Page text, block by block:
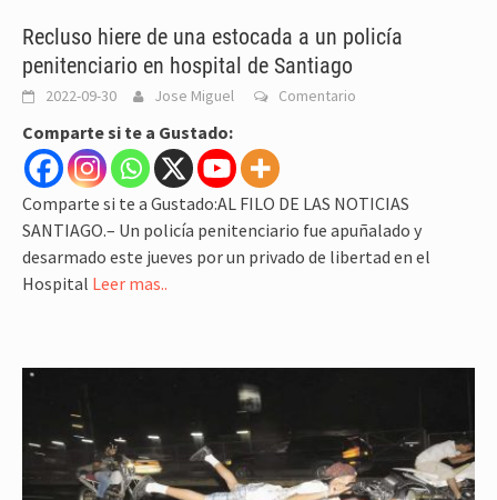
Recluso hiere de una estocada a un policía
penitenciario en hospital de Santiago
2022-09-30 Jose Miguel Comentario
Comparte si te a Gustado:
Comparte si te a Gustado:AL FILO DE LAS NOTICIAS
SANTIAGO.– Un policía penitenciario fue apuñalado y
desarmado este jueves por un privado de libertad en el
Hospital Leer mas..